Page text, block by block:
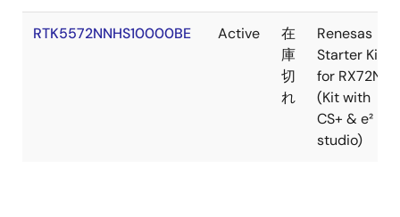
RTK5572NNHS10000BE Active
在
庫
切
れ
Renesas
Starter Kit+
for RX72N
(Kit with
CS+ & e²
studio)